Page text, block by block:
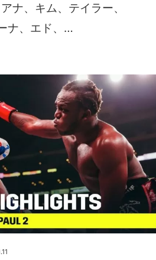
ナ、キム、テイラー、
ナ、エド、…